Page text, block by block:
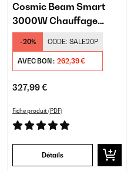
Cosmic Beam Smart
3000W Chauffage
Mural Infrarouge Noir
-20% CODE: SALE20P
AVEC BON : 262,39 €
327,99 €
Fiche produit (PDF)
Détails